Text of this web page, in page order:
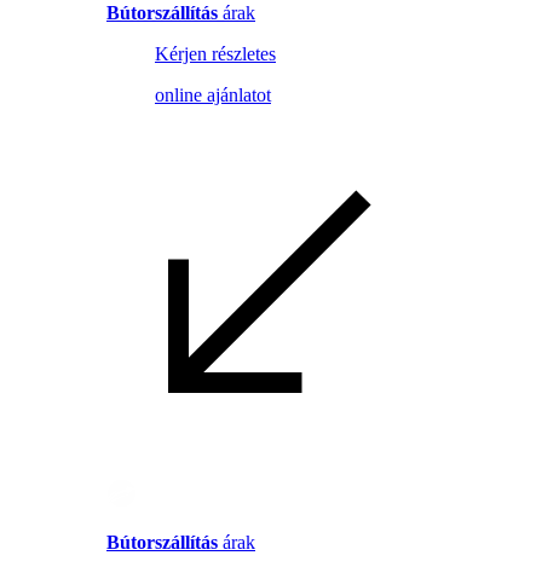
Bútorszállítás árak
Kérjen részletes
online ajánlatot
Bútorszállítás árak